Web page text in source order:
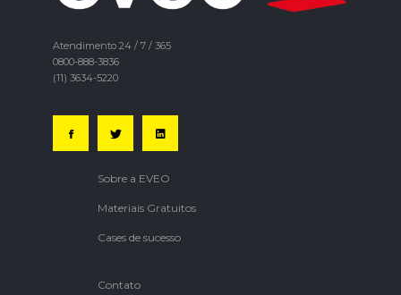
Atendimento 24 / 7 / 365
0800-888-3836
(11) 3634-5220
Sobre a EVEO
Materiais Gratuitos
Cases de sucesso
Contato